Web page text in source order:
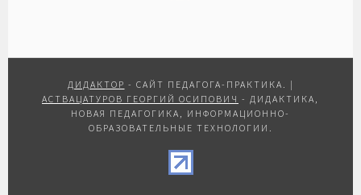
ДИДАКТОР - САЙТ ПЕДАГОГА-ПРАКТИКА. |
АСТВАЦАТУРОВ ГЕОРГИЙ ОСИПОВИЧ - ДИДАКТИКА,
НОВАЯ ПЕДАГОГИКА, ИНФОРМАЦИОННО-
ОБРАЗОВАТЕЛЬНЫЕ ТЕХНОЛОГИИ.